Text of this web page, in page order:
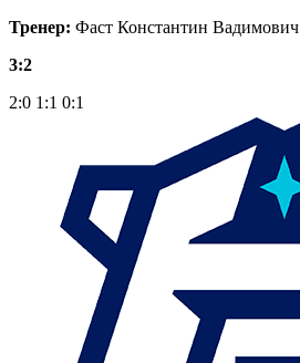
Тренер: Фаст Константин Вадимович
3:2
2:0 1:1 0:1